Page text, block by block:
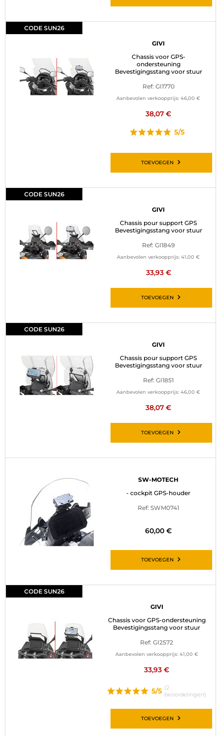
CODE SUN26
GIVI
Chassis voor GPS-
ondersteuning
Bevestigingsstang voor stuur
Ref: GI1770
Aanbevolen verkoopprijs: 46,00 €
38,07 €
5/5
TOEVOEGEN
CODE SUN26
GIVI
Chassis pour support GPS
Bevestigingsstang voor stuur
Ref: GI1849
Aanbevolen verkoopprijs: 41,00 €
33,93 €
TOEVOEGEN
CODE SUN26
GIVI
Chassis pour support GPS
Bevestigingsstang voor stuur
Ref: GI1851
Aanbevolen verkoopprijs: 46,00 €
38,07 €
TOEVOEGEN
SW-MOTECH
- cockpit GPS-houder
Ref: SWM0741
60,00 €
TOEVOEGEN
CODE SUN26
GIVI
Chassis voor GPS-ondersteuning
Bevestigingsstang voor stuur
Ref: GI2572
Aanbevolen verkoopprijs: 41,00 €
33,93 €
5/5 (2
beoordelingen)
TOEVOEGEN